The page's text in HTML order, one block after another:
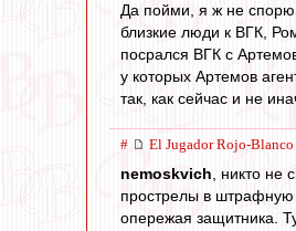
Да пойми, я ж не спорю
близкие люди к ВГК,
посрался ВГК с
у которых Артемов
так, как сейчас и не
# El Jugador Rojo-Blanco
nemoskvich , никто
прострелы в штрафную
опережая защитника.